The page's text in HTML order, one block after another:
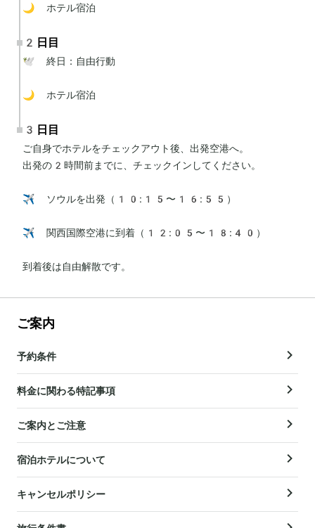
🌙 ホテル宿泊
2日目
🕊 終日：自由行動
🌙 ホテル宿泊
3日目
ご自身でホテルをチェックアウト後、出発空港へ。
出発の2時間前までに、チェックインしてください。
✈️ ソウルを出発（10:15〜16:55）
✈️ 関西国際空港に到着（12:05〜18:40）
到着後は自由解散です。
ご案内
予約条件
料金に関わる特記事項
ご案内とご注意
宿泊ホテルについて
キャンセルポリシー